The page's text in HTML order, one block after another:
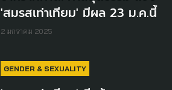
'สมรสเท่าเทียม' มีผล 23 ม.ค.นี้
2 มกราคม 2025
GENDER & SEXUALITY